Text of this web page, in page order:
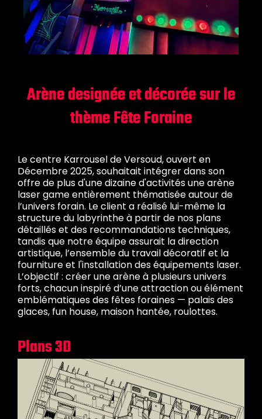
Arène designée et décorée sur le
thème Fête Foraine
Le centre Karrousel de Versoud, ouvert en
Décembre 2025, souhaitait intégrer dans son
offre de plus d'une dizaine d'activités une arène
laser game entièrement thématisée autour de
l’univers forain. Le client a réalisé lui-même la
structure du labyrinthe à partir de nos plans
détaillés et des recommandations techniques,
tandis que notre équipe assurait la direction
artistique, l’ensemble du travail décoratif et la
fourniture et l'installation des équipements laser.
L’objectif : créer une arène à plusieurs univers
forts, chacun inspiré d’une attraction ou élément
emblématiques des fêtes foraines — palais des
glaces, fun house, maison hantée, roulottes.
Plans 3D